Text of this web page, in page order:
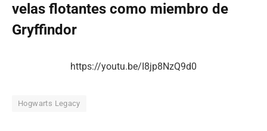
velas flotantes como miembro de
Gryffindor
https://youtu.be/I8jp8NzQ9d0
Hogwarts Legacy